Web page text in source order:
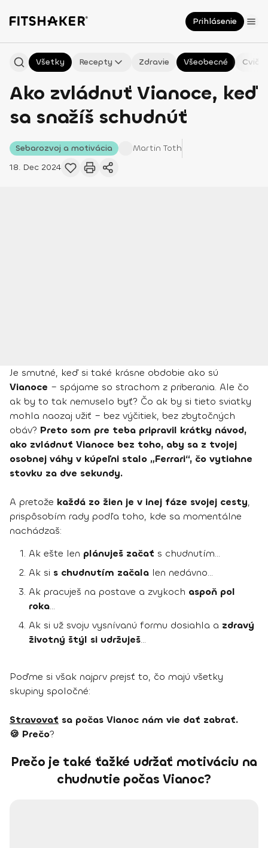
Prihlásenie
Všetky Recepty Zdravie Všeobecné
Ako zvládnuť Vianoce, keď
sa snažíš schudnúť
Sebarozvoj a motivácia Martin Toth
18. Dec 2024
Je smutné, keď si také krásne obdobie ako sú
Vianoce – spájame so strachom z priberania. Ale čo
ak by to tak nemuselo byť? Čo ak by si tieto sviatky
mohla naozaj užiť – bez výčitiek, bez zbytočných
obáv? Preto som pre teba pripravil krátky návod,
ako zvládnuť Vianoce bez toho, aby sa z tvojej
osobnej váhy v kúpeľni stalo „Ferrari“, čo vytiahne
stovku za dve sekundy.
A pretože každá zo žien je v inej fáze svojej cesty,
prispôsobím rady podľa toho, kde sa momentálne
nachádzaš:
Ak ešte len plánuješ začať s chudnutím…
Ak si s chudnutím začala len nedávno...
Ak pracuješ na postave a zvykoch aspoň pol
roka…
Ak si už svoju vysnívanú formu dosiahla a zdravý
životný štýl si udržuješ…
Poďme si však najprv prejsť to, čo majú všetky
skupiny spoločné:
Stravovať sa počas Vianoc nám vie dať zabrať.
🍪 Prečo?
Prečo je také ťažké udržať motiváciu na
chudnutie počas Vianoc?